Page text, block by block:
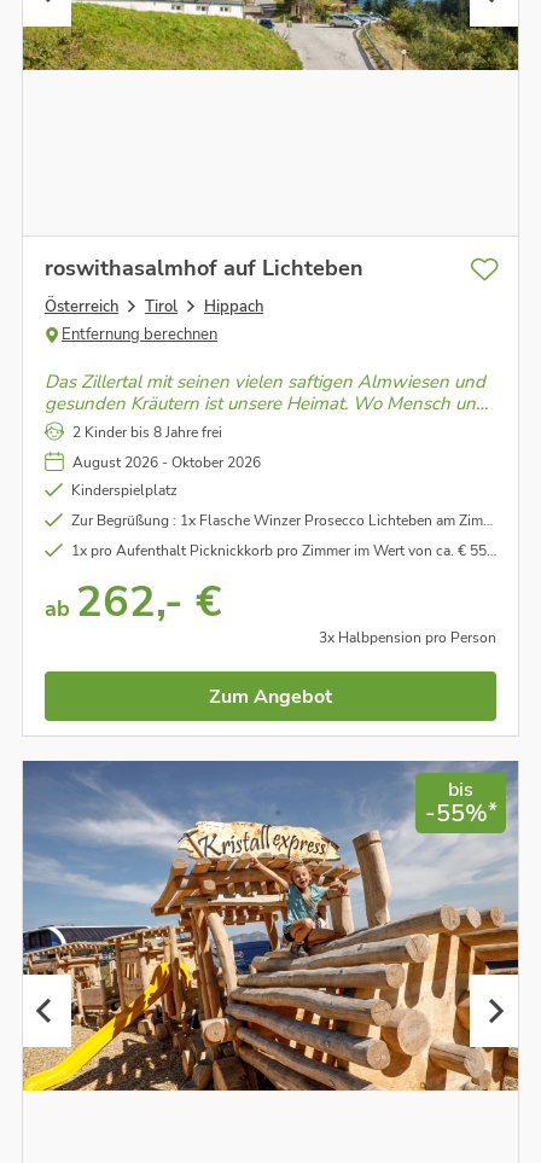
roswithasalmhof auf Lichteben
Österreich Tirol
Hippach
Entfernung berechnen
Das Zillertal mit seinen vielen saftigen Almwiesen und
gesunden Kräutern ist unsere Heimat. Wo Mensch und
Tier noch in perfekter Einheit zusammenleben. Ein
Stück Paradies in Tirol.
2 Kinder bis 8 Jahre frei
August 2026 - Oktober 2026
Kinderspielplatz
Zur Begrüßung : 1x Flasche Winzer Prosecco Lichteben am Zimmer im Wert von € 35,00
1x pro Aufenthalt Picknickkorb pro Zimmer im Wert von ca. € 55,00
ab 262,- €
3x Halbpension pro Person
Zum Angebot
bis
-55%*